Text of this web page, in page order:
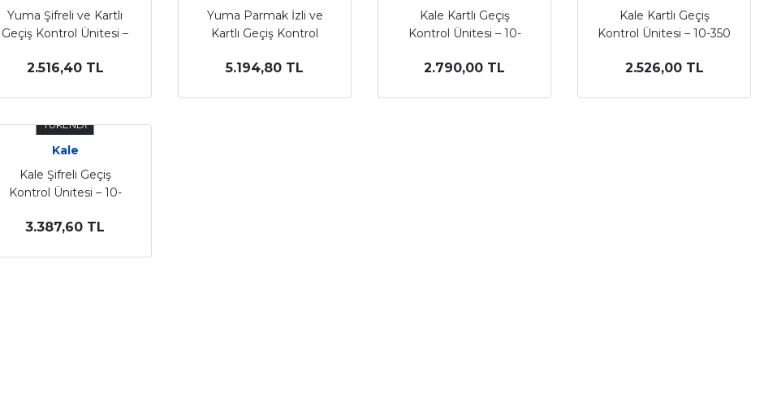
Yuma Şifreli ve Kartlı
Geçiş Kontrol Ünitesi –
2.516,40 TL
Yuma Parmak İzli ve
Kartlı Geçiş Kontrol
5.194,80 TL
Kale Kartlı Geçiş
Kontrol Ünitesi – 10-
2.790,00 TL
Kale Kartlı Geçiş
Kontrol Ünitesi – 10-350
2.526,00 TL
TÜKENDİ
Kale
Kale Şifreli Geçiş
Kontrol Ünitesi – 10-
3.387,60 TL